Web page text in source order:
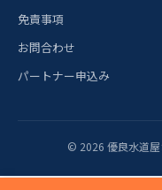
免責事項
お問合わせ
パートナー申込み
© 2026 優良水道屋